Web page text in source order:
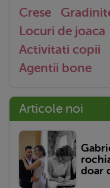
Crese
Locuri de joaca
Activitati copii
Agentii bone
Articole noi
doar